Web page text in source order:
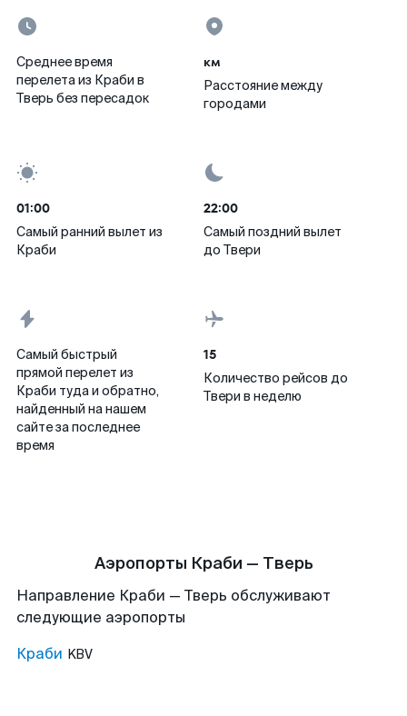
Среднее время
перелета из Краби в
Тверь без пересадок
км
Расстояние между
городами
01:00
Самый ранний вылет из
Краби
22:00
Самый поздний вылет
до Твери
Самый быстрый
прямой перелет из
Краби туда и обратно,
найденный на нашем
сайте за последнее
время
15
Количество рейсов до
Твери в неделю
Аэропорты Краби — Тверь
Направление Краби — Тверь обслуживают
следующие аэропорты
Краби KBV